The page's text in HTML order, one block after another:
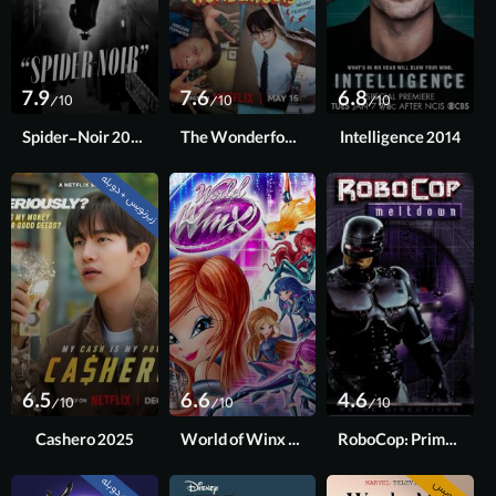
6.8/10
Intelligence 2014
7.6/10
The Wonderfools 2026
7.9/10
Spider-Noir 2026
فصل 1
قسمت 4
4.6/10
RoboCop: Prime Directives 2001
فصل 2 آخر
6.6/10
World of Winx 2016
زیرنویس + دوبله
6.5/10
Cashero 2025